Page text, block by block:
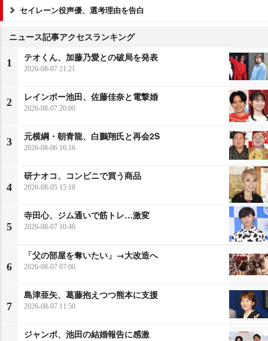
セイレーン役声優、選考理由を告白
ニュース記事アクセスランキング
1
テオくん、加藤乃愛との破局を発表
2026-08-07 21:21
2
レインボー池田、佐藤佳奈と電撃婚
2026-08-07 20:00
3
元横綱・朝青龍、白鵬翔氏と再会2S
2026-08-06 16:16
4
研ナオコ、コンビニで買う商品
2026-08-05 15:10
5
寺田心、ジム通いで筋トレ…激変
2026-08-07 10:46
6
「父の部屋を奪いたい」→大改造へ
2026-08-07 07:00
7
島津亜矢、葛藤抱えつつ熊本に支援
2026-08-07 11:50
ジャンボ、池田の結婚報告に感激